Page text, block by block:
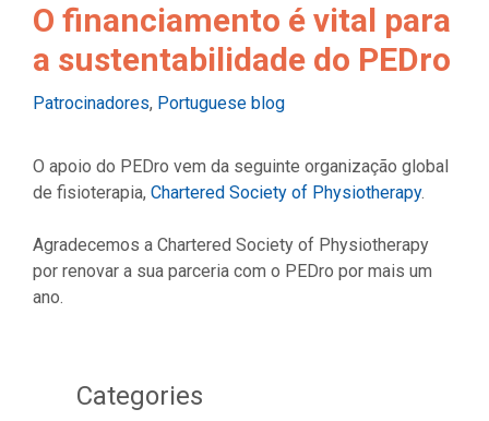
O financiamento é vital para
a sustentabilidade do PEDro
Categories
Patrocinadores, Portuguese blog
O apoio do PEDro vem da seguinte organização global
de fisioterapia, Chartered Society of Physiotherapy.
Agradecemos a Chartered Society of Physiotherapy
por renovar a sua parceria com o PEDro por mais um
ano.
Categories